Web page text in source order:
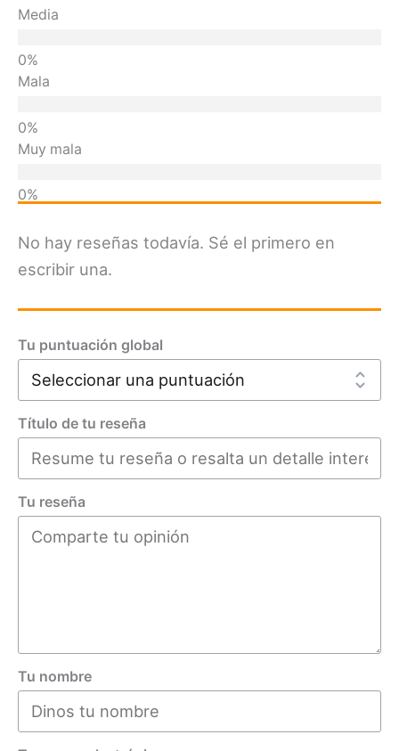
Media
Mala
Muy mala
No hay reseñas todavía. Sé el primero en
escribir una.
Tu puntuación global
Título de tu reseña
Tu reseña
Tu nombre